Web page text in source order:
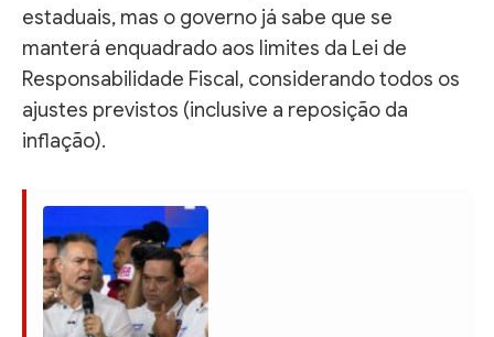
estaduais, mas o governo já sabe que se
manterá enquadrado aos limites da Lei de
Responsabilidade Fiscal, considerando todos os
ajustes previstos (inclusive a reposição da
inflação).